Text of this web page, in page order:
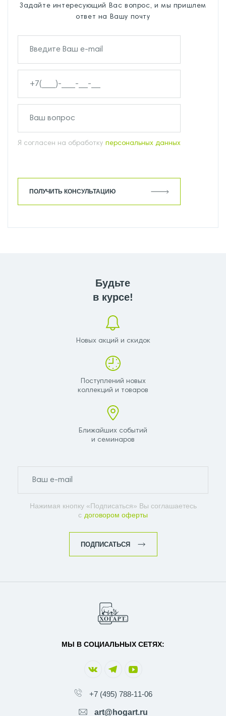
Задайте интересующий Вас вопрос, и мы пришлем
ответ на Вашу почту
Я согласен на обработку персональных данных
ПОЛУЧИТЬ КОНСУЛЬТАЦИЮ
Будьте
в курсе!
Новых акций и скидок
Поступлений новых
коллекций и товаров
Ближайших событий
и семинаров
Нажимая кнопку «Подписаться» Вы соглашаетесь
с договором оферты
ПОДПИСАТЬСЯ
МЫ В СОЦИАЛЬНЫХ СЕТЯХ:
+7 (495) 788-11-06
art@hogart.ru